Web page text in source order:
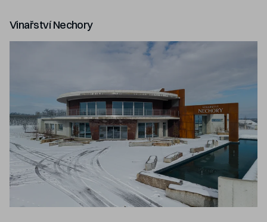
Vinařství Nechory